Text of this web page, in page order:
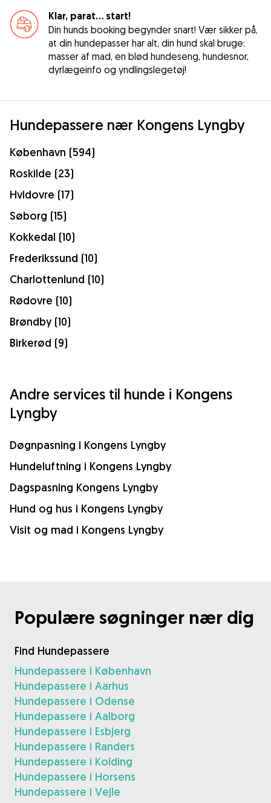
Klar, parat... start!
Din hunds booking begynder snart! Vær sikker på,
at din hundepasser har alt, din hund skal bruge:
masser af mad, en blød hundeseng, hundesnor,
dyrlægeinfo og yndlingslegetøj!
Hundepassere nær Kongens Lyngby
København (594)
Roskilde (23)
Hvidovre (17)
Søborg (15)
Kokkedal (10)
Frederikssund (10)
Charlottenlund (10)
Rødovre (10)
Brøndby (10)
Birkerød (9)
Andre services til hunde i Kongens
Lyngby
Døgnpasning i Kongens Lyngby
Hundeluftning i Kongens Lyngby
Dagspasning Kongens Lyngby
Hund og hus i Kongens Lyngby
Visit og mad i Kongens Lyngby
Populære søgninger nær dig
Find Hundepassere
Hundepassere i København
Hundepassere i Aarhus
Hundepassere i Odense
Hundepassere i Aalborg
Hundepassere i Esbjerg
Hundepassere i Randers
Hundepassere i Kolding
Hundepassere i Horsens
Hundepassere i Vejle